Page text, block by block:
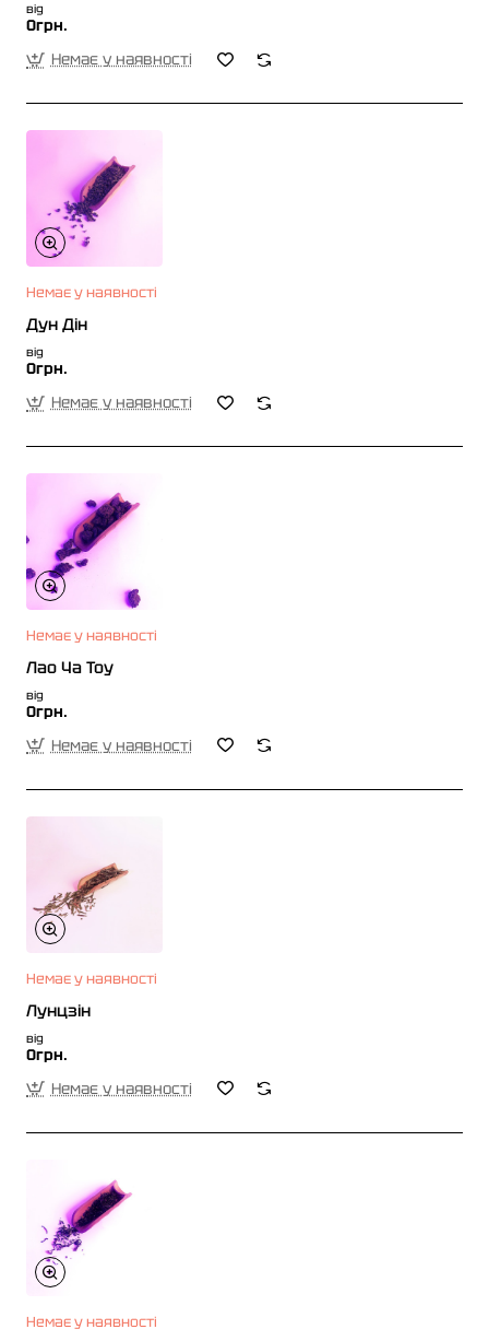
від
0грн.
Немає у наявності
Немає у наявності
Дун Дін
від
0грн.
Немає у наявності
Немає у наявності
Лао Ча Тоу
від
0грн.
Немає у наявності
Немає у наявності
Лунцзін
від
0грн.
Немає у наявності
Немає у наявності